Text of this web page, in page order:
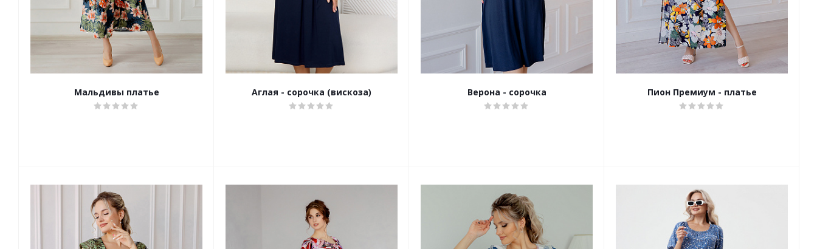
Мальдивы платье Аглая - сорочка (вискоза) Верона - сорочка Пион Премиум - платье